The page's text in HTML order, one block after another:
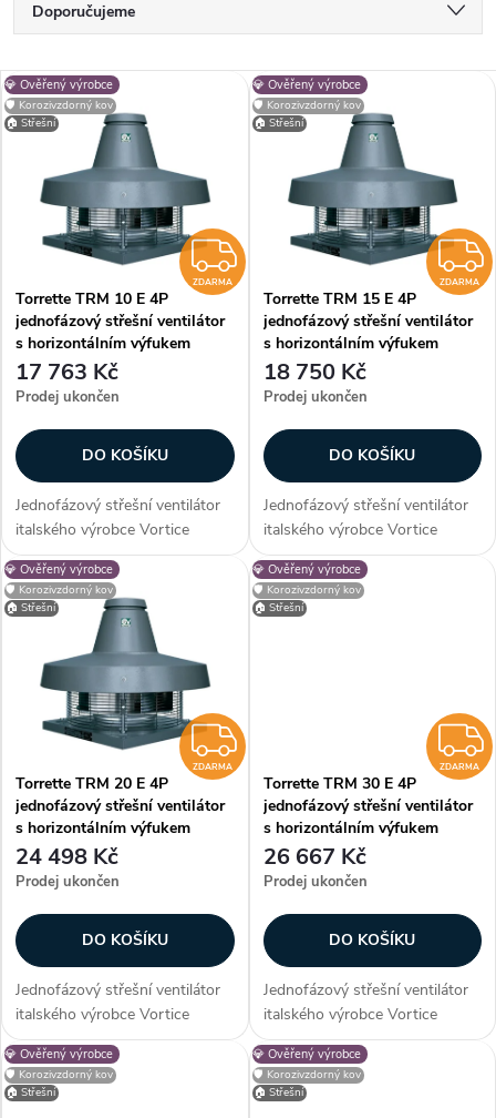
a
z
e
n
d
u
k
t
Doporučujeme
Nejdražší
Nejprodávanější
Abecedně
V
ý
o
d
u
k
t
ů
💎 Ověřený výrobce
🛡️ Korozivzdorný kov
🏠 Střešní
ZDARMA
ZDARMA
Torrette TRM 10 E 4P
jednofázový střešní ventilátor
s horizontálním výfukem
17 763 Kč
Prodej ukončen
DO KOŠÍKU
Jednofázový střešní ventilátor
italského výrobce Vortice
Torrette TRM 10 E 4P s
horizontálním výfukem vhodný
pro montáž na střechy
obytných, komerčních a
průmyslových budov....
💎 Ověřený výrobce
🛡️ Korozivzdorný kov
🏠 Střešní
ZDARMA
Torrette TRM 15 E 4P
jednofázový střešní ventilátor
s horizontálním výfukem
18 750 Kč
Prodej ukončen
DO KOŠÍKU
Jednofázový střešní ventilátor
italského výrobce Vortice
Torrette TRM 15 E 4P s
horizontálním výfukem vhodný
pro montáž na střechy
💎 Ověřený výrobce
🛡️ Korozivzdorný kov
🏠 Střešní
ZDARMA
ZDARMA
Torrette TRM 20 E 4P
jednofázový střešní ventilátor
s horizontálním výfukem
24 498 Kč
Prodej ukončen
DO KOŠÍKU
Jednofázový střešní ventilátor
italského výrobce Vortice
Torrette TRM 20 E 4P s
horizontálním výfukem vhodný
pro montáž na střechy
💎 Ověřený výrobce
🛡️ Korozivzdorný kov
🏠 Střešní
ZDARMA
Torrette TRM 30 E 4P
jednofázový střešní ventilátor
s horizontálním výfukem
26 667 Kč
Prodej ukončen
DO KOŠÍKU
Jednofázový střešní ventilátor
italského výrobce Vortice
Torrette TRM 30 E 4P s
horizontálním výfukem vhodný
pro montáž na střechy
💎 Ověřený výrobce
🛡️ Korozivzdorný kov
🏠 Střešní
💎 Ověřený výrobce
🛡️ Korozivzdorný kov
🏠 Střešní